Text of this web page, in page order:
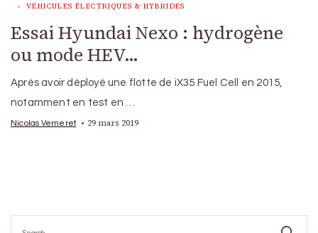
VÉHICULES ÉLECTRIQUES & HYBRIDES
Essai Hyundai Nexo : hydrogène
ou mode HEV…
Après avoir déployé une flotte de iX35 Fuel Cell en 2015,
notamment en test en …
Nicolas Verneret 29 mars 2019
for: